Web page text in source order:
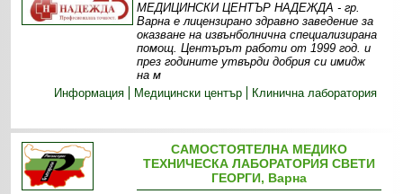
МEДИЦИНСКИ ЦЕНТЪР НАДЕЖДА - гр.
Варна е лицензирано здравно заведение за
оказване на извънболнична специализирана
помощ. Центърът работи от 1999 год. и
през годините утвърди добрия си имидж
на м
Информация
Медицински център Клинична лаборатория
САМОСТОЯТЕЛНА МЕДИКО
ТЕХНИЧЕСКА ЛАБОРАТОРИЯ СВЕТИ
ГЕОРГИ, Варна